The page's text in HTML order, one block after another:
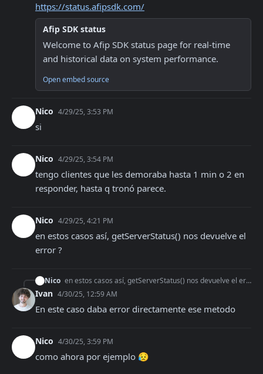
https://status.afipsdk.com/
Afip SDK status
Welcome to Afip SDK status page for real-time
and historical data on system performance.
Open embed source
Nico 4/29/25, 3:53 PM
si
Nico 4/29/25, 3:54 PM
tengo clientes que les demoraba hasta 1 min o 2 en
responder, hasta q tronó parece.
Nico 4/29/25, 4:21 PM
en estos casos así, getServerStatus() nos devuelve el
error ?
Nico en estos casos así, getServerStatus() nos devuelve el error ?
Ivan 4/30/25, 12:59 AM
En este caso daba error directamente ese metodo
Nico 4/30/25, 3:59 PM
como ahora por ejemplo 😥